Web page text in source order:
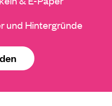
und Hintergründe